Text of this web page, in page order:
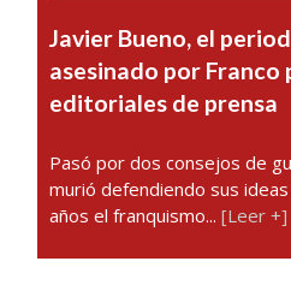
Javier Bueno, el
asesinado por Franco
editoriales de prensa
Pasó por dos consejos de
murió defendiendo sus
años el franquismo...[Leer +]